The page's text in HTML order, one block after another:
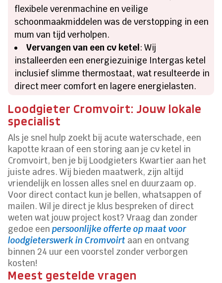
flexibele verenmachine en veilige
schoonmaakmiddelen was de verstopping in een
mum van tijd verholpen.
Vervangen van een cv ketel : Wij
installeerden een energiezuinige Intergas ketel
inclusief slimme thermostaat, wat resulteerde in
direct meer comfort en lagere energielasten.
Loodgieter Cromvoirt: Jouw lokale
specialist
Als je snel hulp zoekt bij acute waterschade, een
kapotte kraan of een storing aan je cv ketel in
Cromvoirt, ben je bij Loodgieters Kwartier aan het
juiste adres. Wij bieden maatwerk, zijn altijd
vriendelijk en lossen alles snel en duurzaam op.
Voor direct contact kun je bellen, whatsappen of
mailen. Wil je direct je klus bespreken of direct
weten wat jouw project kost? Vraag dan zonder
gedoe eenpersoonlijke offerte op maat voor
loodgieterswerk in Cromvoirt aan en ontvang
binnen 24 uur een voorstel zonder verborgen
kosten!
Meest gestelde vragen